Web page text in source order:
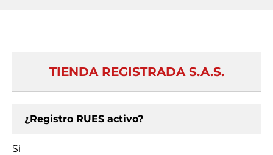
TIENDA REGISTRADA S.A.S.
¿Registro RUES activo?
Si